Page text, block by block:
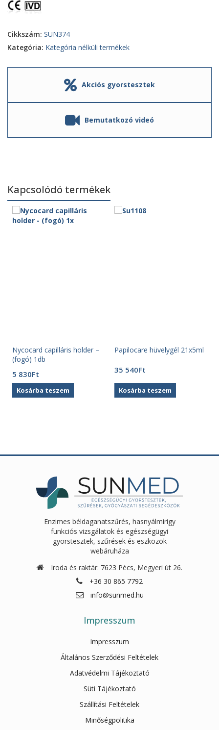
Cikkszám: SUN374
Kategória: Kategória nélküli termékek
Akciós gyorstesztek
Bemutatkozó videó
Kapcsolódó termékek
Nycocard capilláris holder –
(fogó) 1db
5 830Ft
Kosárba teszem
Papilocare hüvelygél 21x5ml
35 540Ft
Kosárba teszem
Enzimes béldaganatszűrés, hasnyálmirigy
funkciós vizsgálatok és egészségügyi
gyorstesztek, szűrések és eszközök
webáruháza
Iroda és raktár: 7623 Pécs, Megyeri út 26.
+36 30 865 7792
info@sunmed.hu
Impresszum
Impresszum
Általános Szerződési Feltételek
Adatvédelmi Tájékoztató
Süti Tájékoztató
Szállítási Feltételek
Minőségpolitika